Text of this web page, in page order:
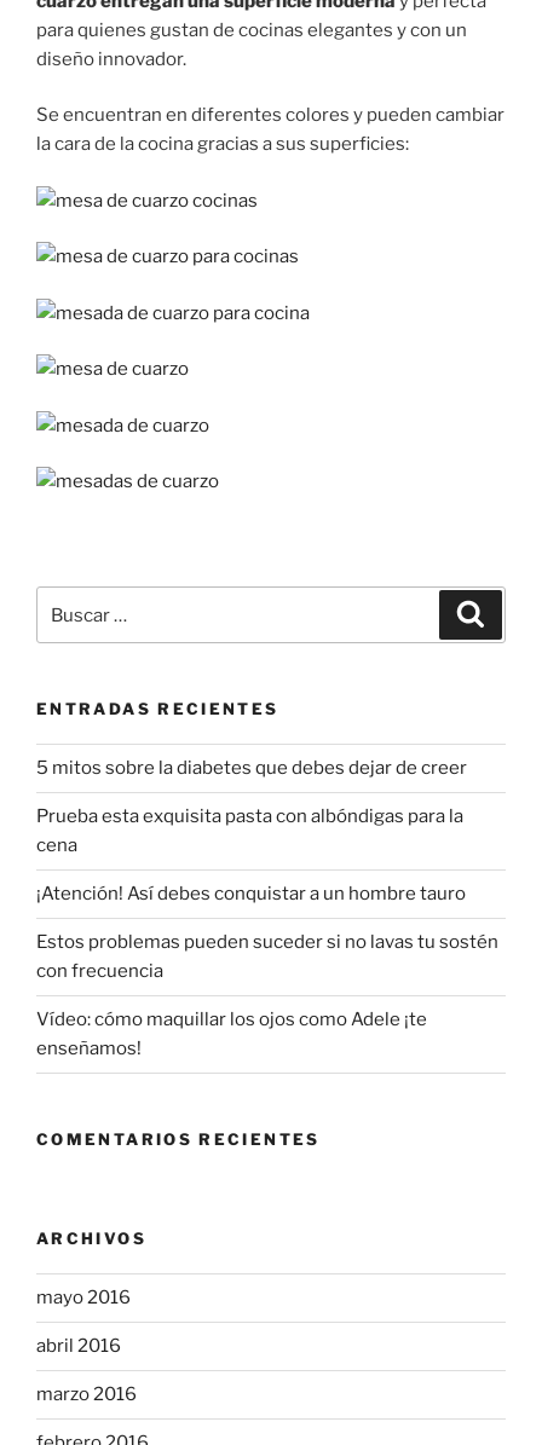
para quienes gustan de cocinas elegantes y con un
diseño innovador.
Se encuentran en diferentes colores y pueden cambiar
la cara de la cocina gracias a sus superficies:
por:
ENTRADAS RECIENTES
5 mitos sobre la diabetes que debes dejar de creer
Prueba esta exquisita pasta con albóndigas para la
cena
¡Atención! Así debes conquistar a un hombre tauro
Estos problemas pueden suceder si no lavas tu sostén
con frecuencia
Vídeo: cómo maquillar los ojos como Adele ¡te
enseñamos!
COMENTARIOS RECIENTES
ARCHIVOS
mayo 2016
abril 2016
marzo 2016